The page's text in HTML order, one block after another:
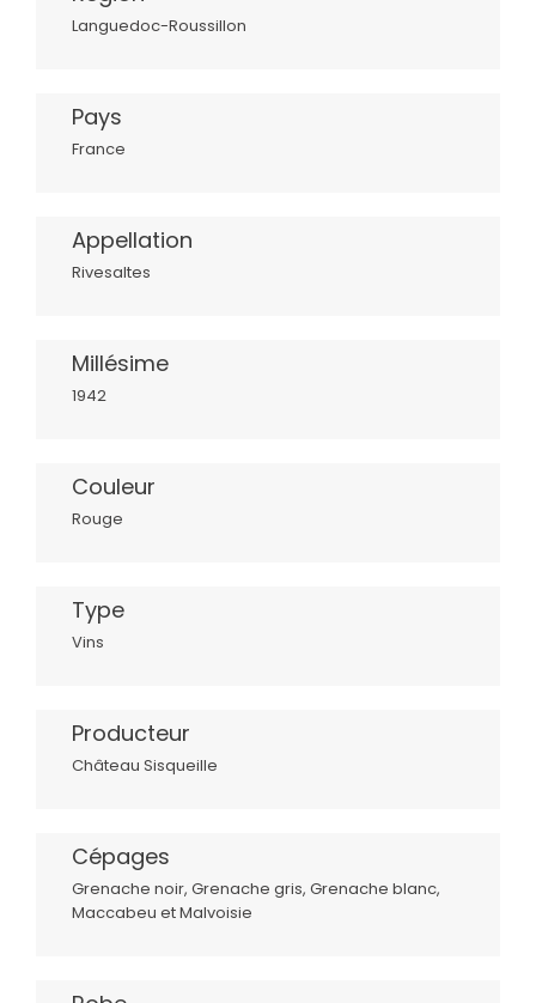
Languedoc-Roussillon
Pays
France
Appellation
Rivesaltes
Millésime
1942
Couleur
Rouge
Type
Vins
Producteur
Château Sisqueille
Cépages
Grenache noir, Grenache gris, Grenache blanc,
Maccabeu et Malvoisie